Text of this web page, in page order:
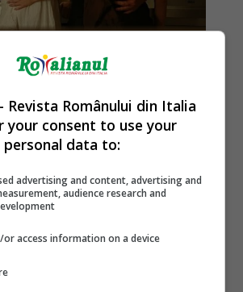
Revista Românului din Italia
your consent to use your
personal data to:
advertising and content, advertising and
audience research and
or access information on a device